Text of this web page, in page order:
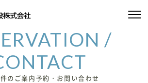
くり
/
のご案内予約・お問い合わせ